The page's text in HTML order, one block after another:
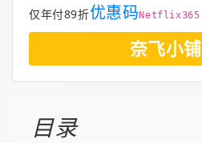
仅年付89折优惠码Netflix365
奈飞小铺
目录